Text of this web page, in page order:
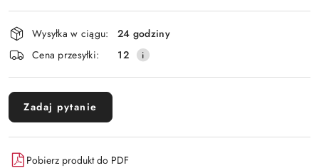
Wyślij
Dostępność
i
dostawa
Wysyłka w ciągu:
24 godziny
Cena przesyłki:
12
Zadaj pytanie
Pobierz produkt do PDF